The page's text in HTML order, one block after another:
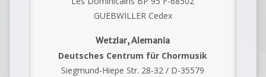
GUEBWILLER Cedex
Wetzlar, Alemania
Deutsches Centrum für Chormusik
Siegmund-Hiepe Str. 28-32 / D-35579